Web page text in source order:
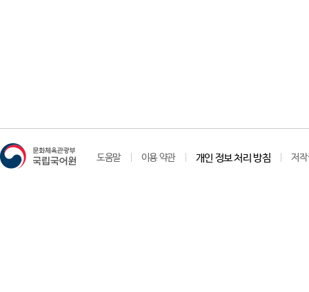
도움말 이용 약관 개인 정보 처리 방침 저